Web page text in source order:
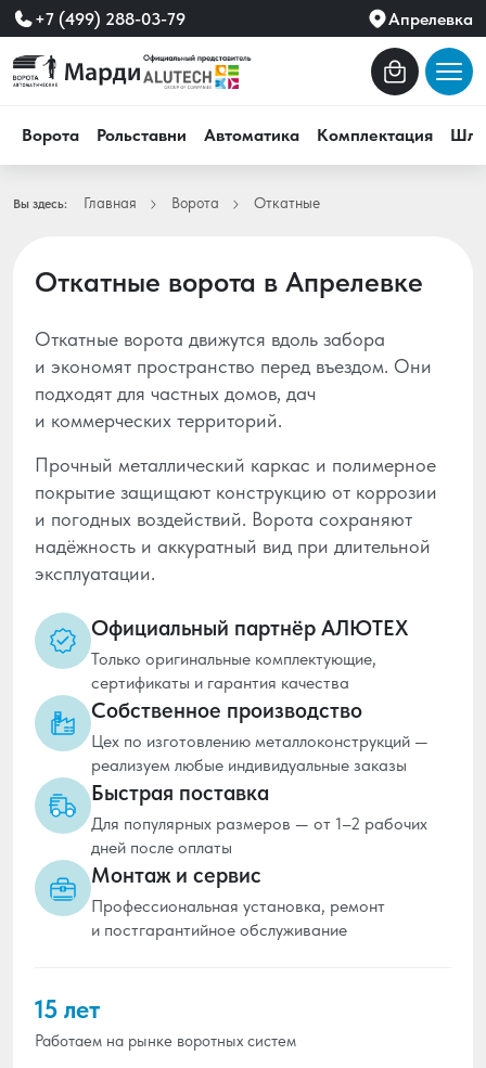
+7 (499) 288-03-79 Апрелевка
Ворота Рольставни Автоматика Комплектация
Вы здесь: Главная Ворота Откатные
Откатные ворота в Апрелевке
Откатные ворота движутся вдоль забора
и экономят пространство перед въездом. Они
подходят для частных домов, дач
и коммерческих территорий.
Прочный металлический каркас и полимерное
покрытие защищают конструкцию от коррозии
и погодных воздействий. Ворота сохраняют
надёжность и аккуратный вид при длительной
эксплуатации.
Официальный партнёр АЛЮТЕХ
Только оригинальные комплектующие,
сертификаты и гарантия качества
Собственное производство
Цех по изготовлению металлоконструкций —
реализуем любые индивидуальные заказы
Быстрая поставка
Для популярных размеров — от 1–2 рабочих
дней после оплаты
Монтаж и сервис
Профессиональная установка, ремонт
и постгарантийное обслуживание
15 лет
Работаем на рынке воротных систем